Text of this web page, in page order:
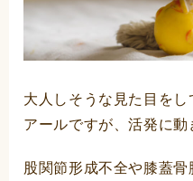
大人しそうな見た目を
アールですが、活発に動
股関節形成不全や膝蓋